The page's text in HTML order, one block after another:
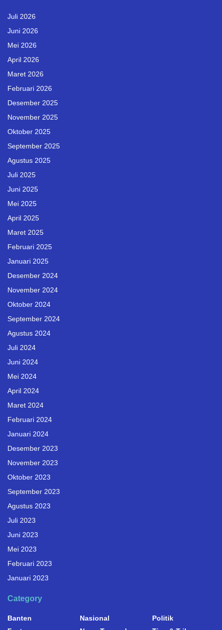
Juli 2026
Juni 2026
Mei 2026
April 2026
Maret 2026
Februari 2026
Desember 2025
November 2025
Oktober 2025
September 2025
Agustus 2025
Juli 2025
Juni 2025
Mei 2025
April 2025
Maret 2025
Februari 2025
Januari 2025
Desember 2024
November 2024
Oktober 2024
September 2024
Agustus 2024
Juli 2024
Juni 2024
Mei 2024
April 2024
Maret 2024
Februari 2024
Januari 2024
Desember 2023
November 2023
Oktober 2023
September 2023
Agustus 2023
Juli 2023
Juni 2023
Mei 2023
Februari 2023
Januari 2023
Category
Banten
Nasional
Politik